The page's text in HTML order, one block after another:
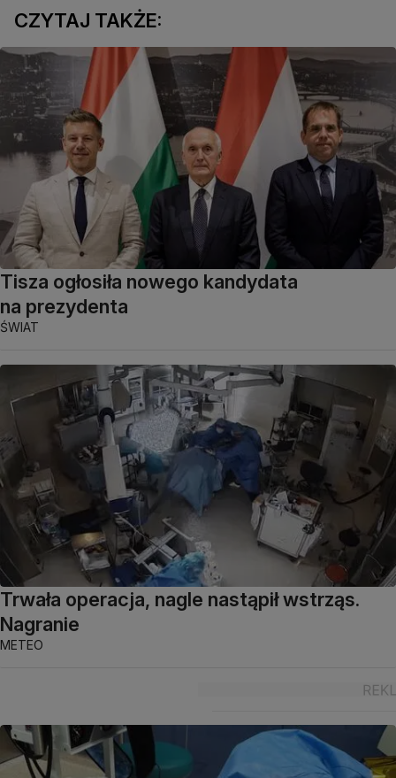
CZYTAJ TAKŻE:
Tisza ogłosiła nowego kandydata
na prezydenta
ŚWIAT
Trwała operacja, nagle nastąpił wstrząs.
Nagranie
METEO